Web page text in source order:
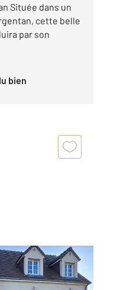
Située dans un
cette belle
par son
bien